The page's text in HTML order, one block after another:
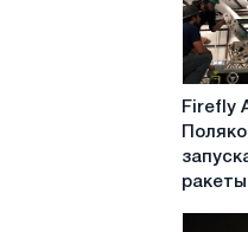
Firefly
Firefly
ракеты